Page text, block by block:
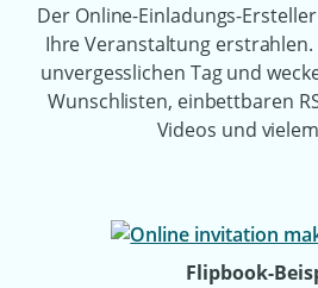
Der Online-Einladungs-
Ihre Veranstaltung erstrahlen.
unvergesslichen Tag und
Wunschlisten, einbettbaren
Videos und
Flipbook-